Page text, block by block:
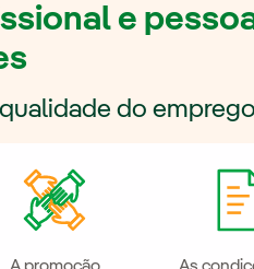
e
do emprego